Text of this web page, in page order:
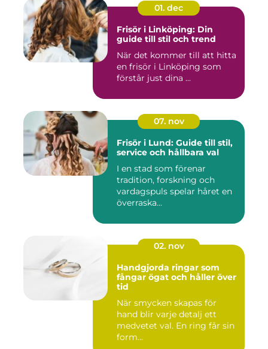
01. dec
Frisör i Linköping: Din
guide till stil och trend
När det kommer till att hitta
en frisör i Linköping som
förstår just dina ...
07. nov
Frisör i Lund: Guide till stil,
service och hållbara val
I en stad som förenar
tradition, forskning och
vardagspuls spelar håret en
överraska...
02. nov
Handgjorda ringar som
fångar ögat och håller över
tid
När smycken skapas för
hand blir varje detalj ett
medvetet val. En ring får sin
form...